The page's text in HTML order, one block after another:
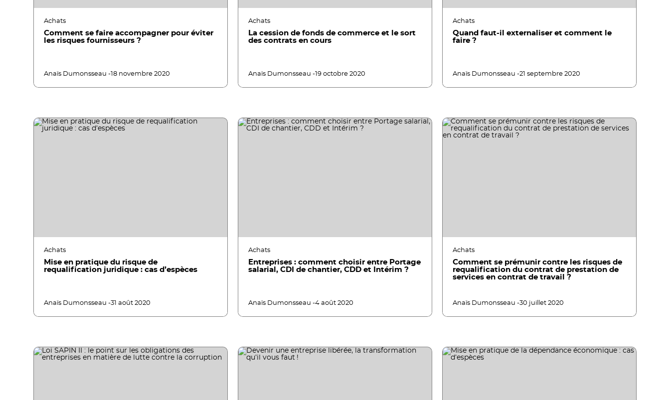
Achats
Comment se faire accompagner pour éviter
les risques fournisseurs ?
Anaïs Dumonsseau -18 novembre 2020
Achats
La cession de fonds de commerce et le sort
des contrats en cours
Anaïs Dumonsseau -19 octobre 2020
Achats
Quand faut-il externaliser et comment le
faire ?
Anaïs Dumonsseau -21 septembre 2020
Achats
Mise en pratique du risque de
requalification juridique : cas d’espèces
Anaïs Dumonsseau -31 août 2020
Achats
Entreprises : comment choisir entre Portage
salarial, CDI de chantier, CDD et Intérim ?
Anaïs Dumonsseau -4 août 2020
Achats
Comment se prémunir contre les risques de
requalification du contrat de prestation de
services en contrat de travail ?
Anaïs Dumonsseau -30 juillet 2020